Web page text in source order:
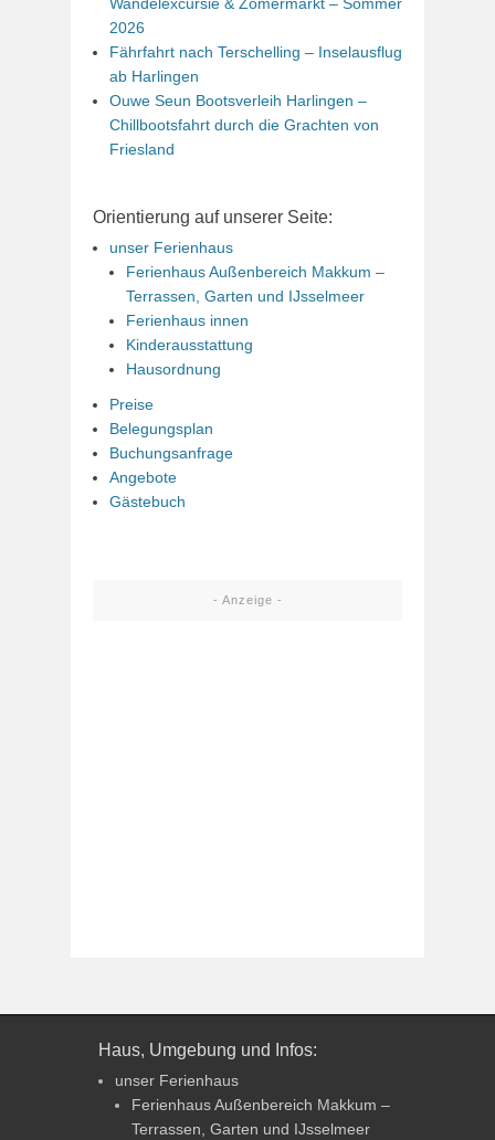
Wandelexcursie & Zomermarkt – Sommer
2026
Fährfahrt nach Terschelling – Inselausflug
ab Harlingen
Ouwe Seun Bootsverleih Harlingen –
Chillbootsfahrt durch die Grachten von
Friesland
Orientierung auf unserer Seite:
unser Ferienhaus
Ferienhaus Außenbereich Makkum –
Terrassen, Garten und IJsselmeer
Ferienhaus innen
Kinderausstattung
Hausordnung
Preise
Belegungsplan
Buchungsanfrage
Angebote
Gästebuch
- Anzeige -
Haus, Umgebung und Infos:
unser Ferienhaus
Ferienhaus Außenbereich Makkum –
Terrassen, Garten und IJsselmeer